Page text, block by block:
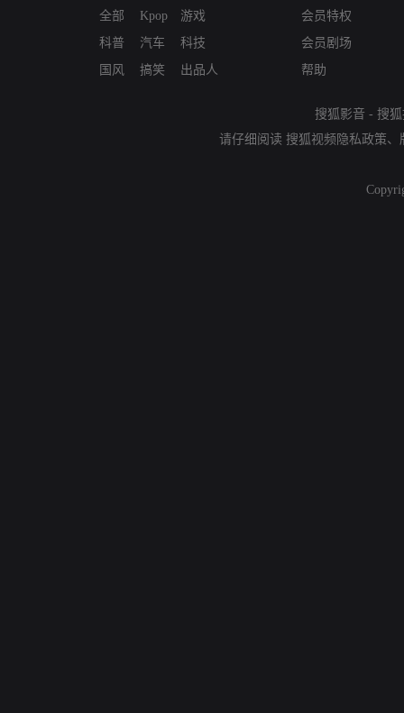
全部
科普
国风
Kpop
汽车
搞笑
游戏
科技
出品人
会员特权
会员剧场
帮助
搜狐影音 - 搜
请仔细阅读 搜狐视频隐私政策、